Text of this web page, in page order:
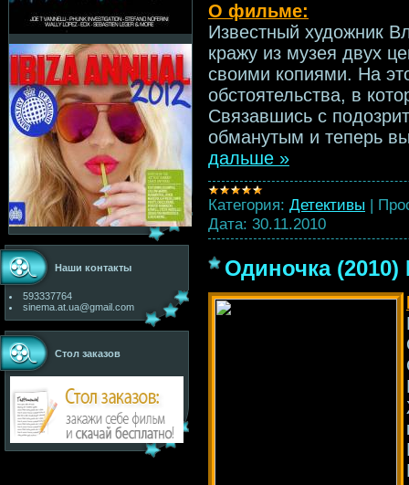
Наши контакты
593337764
sinema.at.ua@gmail.com
Стол заказов
О фильме:
Известный художник
кражу из музея двух
своими копиями. На
обстоятельства, в
Связавшись с
обманутым и теперь
дальше »
Категория: Детективы |
Дата: 30.11.2010
Одиночка (2010)